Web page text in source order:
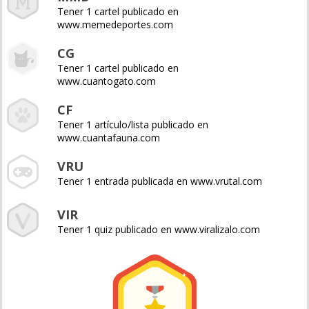
Tener 1 cartel publicado en
www.memedeportes.com
CG
Tener 1 cartel publicado en
www.cuantogato.com
CF
Tener 1 artículo/lista publicado en
www.cuantafauna.com
VRU
Tener 1 entrada publicada en www.vrutal.com
VIR
Tener 1 quiz publicado en www.viralizalo.com